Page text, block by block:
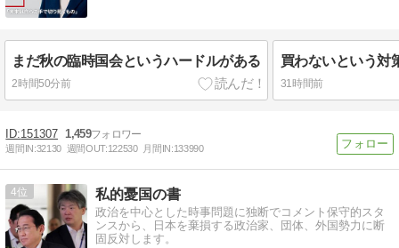
まだ秋の臨時国会というハードルがある
2時間50分前
買わないという対
31時間前
151307 1,459
週間IN:32130 週間OUT:122530 月間IN:133990
4 私的憂国の書
政治を中心とした時事問題に独断でコメント保守的スタ
ンスから、日本を棄損する政治家、団体、外国勢力に断
固反対します。